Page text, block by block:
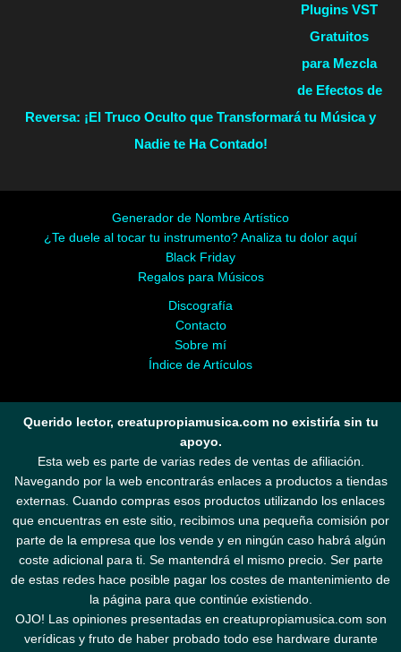
Plugins VST
Gratuitos
para Mezcla
de Efectos de
Reversa: ¡El Truco Oculto que Transformará tu Música y
Nadie te Ha Contado!
Generador de Nombre Artístico
¿Te duele al tocar tu instrumento? Analiza tu dolor aquí
Black Friday
Regalos para Músicos
Discografía
Contacto
Sobre mí
Índice de Artículos
Querido lector, creatupropiamusica.com no existiría sin tu
apoyo.
Esta web es parte de varias redes de ventas de afiliación.
Navegando por la web encontrarás enlaces a productos a tiendas
externas. Cuando compras esos productos utilizando los enlaces
que encuentras en este sitio, recibimos una pequeña comisión por
parte de la empresa que los vende y en ningún caso habrá algún
coste adicional para ti. Se mantendrá el mismo precio. Ser parte
de estas redes hace posible pagar los costes de mantenimiento de
la página para que continúe existiendo.
OJO! Las opiniones presentadas en creatupropiamusica.com son
verídicas y fruto de haber probado todo ese hardware durante